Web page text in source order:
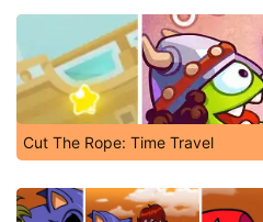
Cut The Rope: Time Travel